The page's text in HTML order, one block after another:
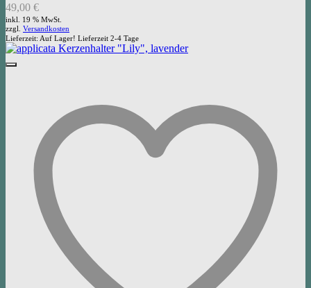
49,00 €
inkl. 19 % MwSt.
zzgl. Versandkosten
Lieferzeit: Auf Lager! Lieferzeit 2-4 Tage